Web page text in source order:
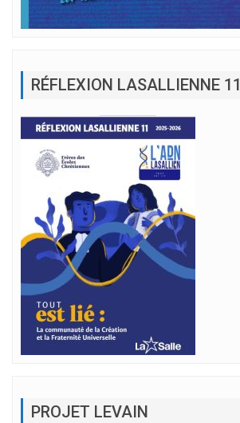
RÉFLEXION LASALLIENNE 11
PROJET LEVAIN